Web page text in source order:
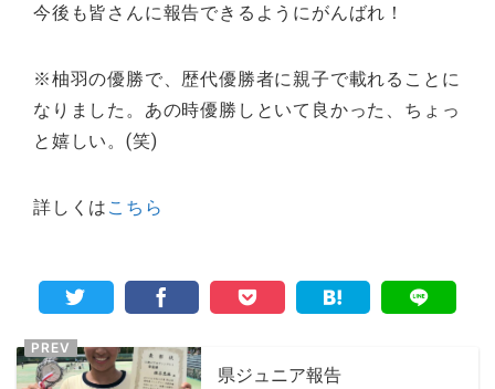
今後も皆さんに報告できるようにがんばれ！
※柚羽の優勝で、歴代優勝者に親子で載れることに
なりました。あの時優勝しといて良かった、ちょっ
と嬉しい。(笑)
詳しくは こちら
県ジュニア報告